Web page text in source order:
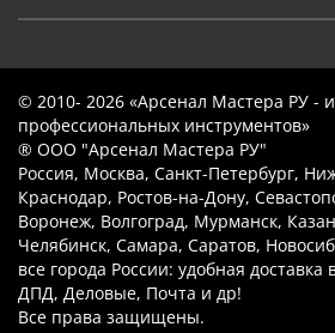
© 2010- 2026 «Арсенал Мастера РУ -
профессиональных инструментов»
® ООО "Арсенал Мастера РУ"
Россия, Москва, Санкт-Петербург,
Краснодар, Ростов-на-Дону,
Воронеж, Волгоград, Мурманск,
Челябинск, Самара, Саратов,
все города России: удобная
ДПД, Деловые, Почта и др!
Все права защищены.